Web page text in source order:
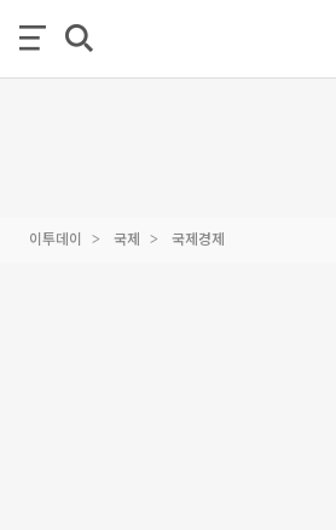
이투데이 국제 국제경제